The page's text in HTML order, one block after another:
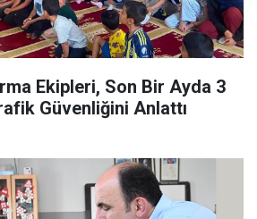
Ekipleri, Son Bir Ayda 3
Güvenliğini Anlattı